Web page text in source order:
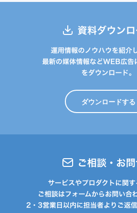
資料ダウン
運用情報のノウハウを紹介
最新の媒体情報などWEB広告
をダウンロード。
ダウンロードする
ご相談・お
サービスやプロダクトに関す
ご相談はフォームからお問い合
2・3営業日以内に担当者よりご返信